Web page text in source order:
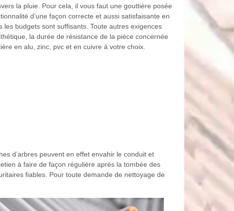
la pluie. Pour cela, il vous faut une gouttière posée
d’une façon correcte et aussi satisfaisante en
budgets sont suffisants. Toute autres exigences
la durée de résistance de la pièce concernée
en alu, zinc, pvc et en cuivre à votre choix.
d’arbres peuvent en effet envahir le conduit et
à faire de façon régulière après la tombée des
fiables. Pour toute demande de nettoyage de